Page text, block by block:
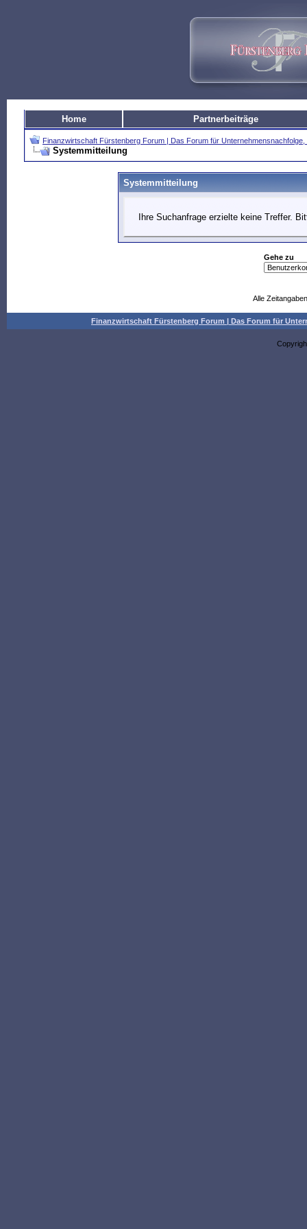
Home Partnerbeiträge
Finanzwirtschaft Fürstenberg Forum | Das Forum für
Systemmitteilung
Systemmitteilung
Ihre Suchanfrage erzielte keine Treffer.
Gehe zu
Alle
Finanzwirtschaft Fürstenberg Forum | Das Forum für